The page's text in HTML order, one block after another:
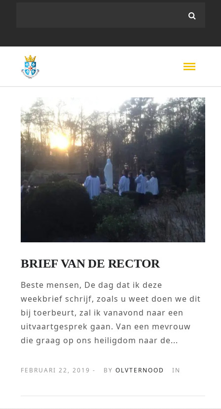
BRIEF VAN DE RECTOR
Beste mensen, De dag dat ik deze
weekbrief schrijf, zoals u weet doen we dit
bij toerbeurt, zal ik vanavond naar een
uitvaartgesprek gaan. Van een mevrouw
die graag op ons heiligdom naar de...
FEBRUARI 22, 2019 - BYOLVTERNOOD IN